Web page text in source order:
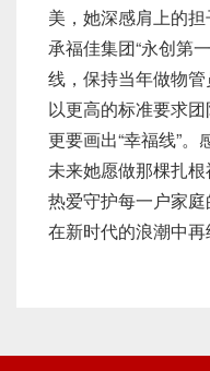
美，她深感肩上的
承福佳集团“永创第
线，保持当年做物
以更高的标准要求
更要画出“幸福线”。
未来她愿做那棵扎
热爱守护每一户家
在新时代的浪潮中再